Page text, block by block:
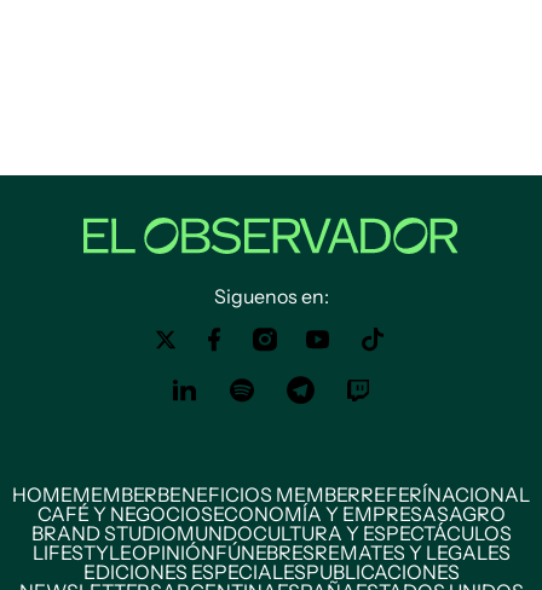
Siguenos en:
HOMEMEMBERBENEFICIOS MEMBERREFERÍNACIONAL
CAFÉ Y NEGOCIOSECONOMÍA Y EMPRESASAGRO
BRAND STUDIOMUNDOCULTURA Y ESPECTÁCULOS
LIFESTYLEOPINIÓNFÚNEBRESREMATES Y LEGALES
EDICIONES ESPECIALESPUBLICACIONES